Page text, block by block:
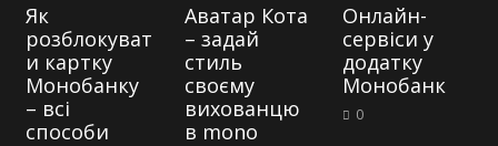
Як
розблокуват
и картку
Монобанку
– всі
способи
Аватар Кота
– задай
стиль
своєму
вихованцю
в mono
Онлайн-
сервіси у
додатку
Монобанк
0